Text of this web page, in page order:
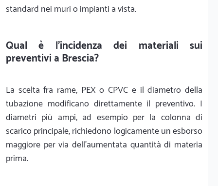
standard nei muri o impianti a vista.
Qual è l'incidenza dei materiali sui
preventivi a Brescia?
La scelta fra rame, PEX o CPVC e il diametro della
tubazione modificano direttamente il preventivo. I
diametri più ampi, ad esempio per la colonna di
scarico principale, richiedono logicamente un esborso
maggiore per via dell'aumentata quantità di materia
prima.